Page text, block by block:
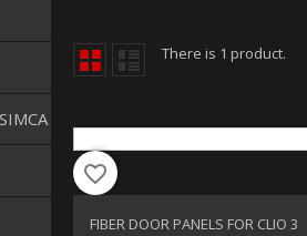
There is 1 product.
favorite_border
FIBER DOOR PANELS FOR CLIO 3